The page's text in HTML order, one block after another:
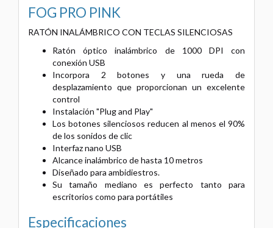
FOG PRO PINK
RATÓN INALÁMBRICO CON TECLAS SILENCIOSAS
Ratón óptico inalámbrico de 1000 DPI con
conexión USB
Incorpora 2 botones y una rueda de
desplazamiento que proporcionan un excelente
control
Instalación "Plug and Play"
Los botones silenciosos reducen al menos el 90%
de los sonidos de clic
Interfaz nano USB
Alcance inalámbrico de hasta 10 metros
Diseñado para ambidiestros.
Su tamaño mediano es perfecto tanto para
escritorios como para portátiles
Especificaciones